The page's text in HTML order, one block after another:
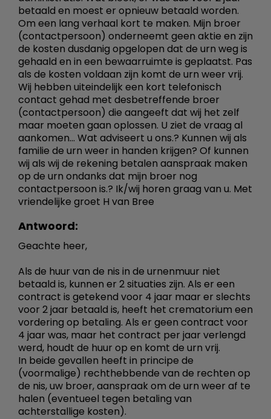
betaald en moest er opnieuw betaald worden.
Om een lang verhaal kort te maken. Mijn broer
(contactpersoon) onderneemt geen aktie en zijn
de kosten dusdanig opgelopen dat de urn weg is
gehaald en in een bewaarruimte is geplaatst. Pas
als de kosten voldaan zijn komt de urn weer vrij.
Wij hebben uiteindelijk een kort telefonisch
contact gehad met desbetreffende broer
(contactpersoon) die aangeeft dat wij het zelf
maar moeten gaan oplossen. U ziet de vraag al
aankomen... Wat adviseert u ons.? Kunnen wij als
familie de urn weer in handen krijgen? Of kunnen
wij als wij de rekening betalen aanspraak maken
op de urn ondanks dat mijn broer nog
contactpersoon is.? Ik/wij horen graag van u. Met
vriendelijke groet H van Bree
Antwoord:
Geachte heer,
Als de huur van de nis in de urnenmuur niet
betaald is, kunnen er 2 situaties zijn. Als er een
contract is getekend voor 4 jaar maar er slechts
voor 2 jaar betaald is, heeft het crematorium een
vordering op betaling. Als er geen contract voor
4 jaar was, maar het contract per jaar verlengd
werd, houdt de huur op en komt de urn vrij.
In beide gevallen heeft in principe de
(voormalige) rechthebbende van de rechten op
de nis, uw broer, aanspraak om de urn weer af te
halen (eventueel tegen betaling van
achterstallige kosten).